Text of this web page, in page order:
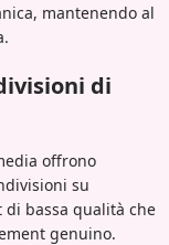
mantenendo al
di
offrono
su
di bassa qualità che
genuino.